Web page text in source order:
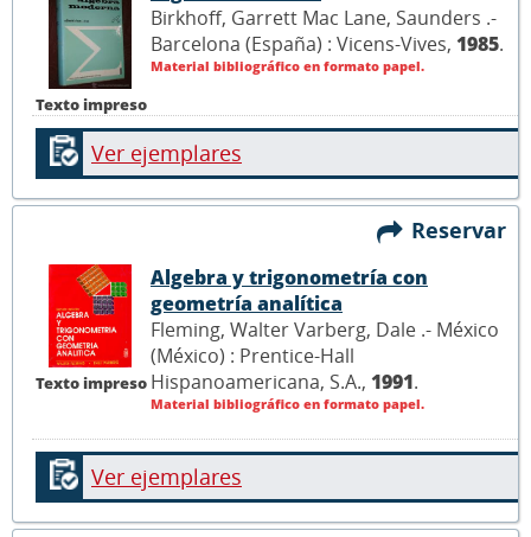
Texto impreso
Birkhoff, Garrett Mac Lane, Saunders .-
Barcelona (España) : Vicens-Vives, 1985.
Material bibliográfico en formato papel.
Ver ejemplares
Reservar
Texto impreso
Algebra y trigonometría con
geometría analítica
Fleming, Walter Varberg, Dale .- México
(México) : Prentice-Hall
Hispanoamericana, S.A., 1991.
Material bibliográfico en formato papel.
Ver ejemplares